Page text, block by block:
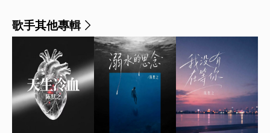
歌手其他專輯